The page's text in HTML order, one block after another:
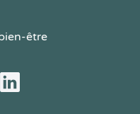
être
LinkedIn